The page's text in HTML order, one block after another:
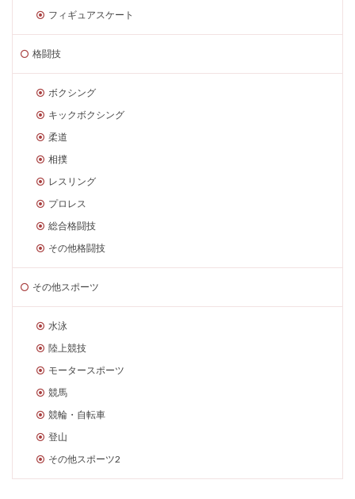
フィギュアスケート
格闘技
ボクシング
キックボクシング
柔道
相撲
レスリング
プロレス
総合格闘技
その他格闘技
その他スポーツ
水泳
陸上競技
モータースポーツ
競馬
競輪・自転車
登山
その他スポーツ2